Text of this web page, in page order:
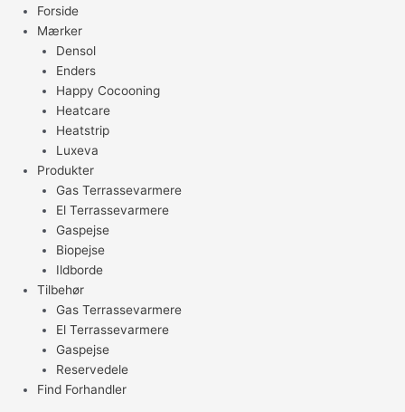
Forside
Mærker
Densol
Enders
Happy Cocooning
Heatcare
Heatstrip
Luxeva
Produkter
Gas Terrassevarmere
El Terrassevarmere
Gaspejse
Biopejse
Ildborde
Tilbehør
Gas Terrassevarmere
El Terrassevarmere
Gaspejse
Reservedele
Find Forhandler